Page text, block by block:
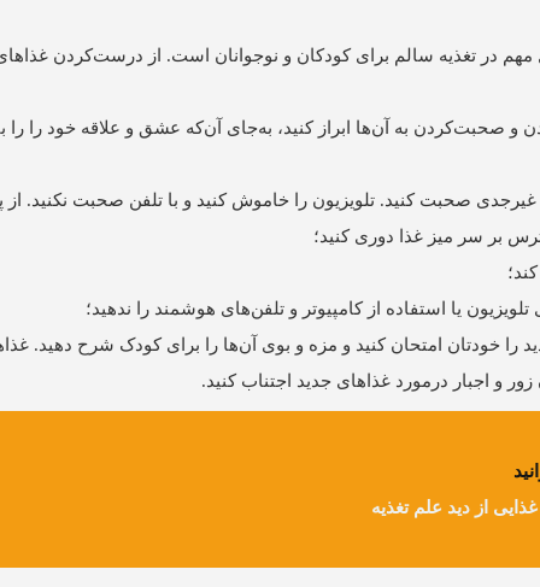
در تغذیه سالم برای کودکان و نوجوانان است. از درست‌کردن
و صحبت‌کردن به آن‌ها ابراز کنید، به‌جای آن‌که عشق و علاقه خود را را
صحبت کنید. تلویزیون را خاموش کنید و با تلفن صحبت نکنید. از
بر سر میز غذا دوری کنید؛
یا استفاده از کامپیوتر و تلفن‌های هوشمند را ندهید؛
خودتان امتحان کنید و مزه و بوی آن‌ها را برای کودک شرح دهید.
و اجبار درمورد غذاهای جدید اجتناب کنید.
از دید علم تغذیه